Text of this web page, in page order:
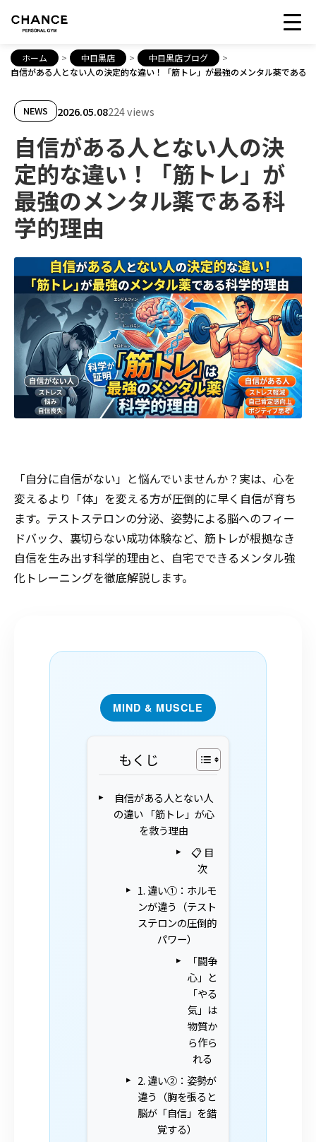
ホーム > 中目黒店 > 中目黒店ブログ
>
自信がある人とない人の決定的な違い！「筋トレ」が最強のメンタル薬である
NEWS 2026.05.08224 views
自信がある人とない人の決
定的な違い！「筋トレ」が
最強のメンタル薬である科
学的理由
「自分に自信がない」と悩んでいませんか？実は、心を
変えるより「体」を変える方が圧倒的に早く自信が育ち
ます。テストステロンの分泌、姿勢による脳へのフィー
ドバック、裏切らない成功体験など、筋トレが根拠なき
自信を生み出す科学的理由と、自宅でできるメンタル強
化トレーニングを徹底解説します。
MIND & MUSCLE
もくじ
自信がある人とない人
の違い 「筋トレ」が心
を救う理由
📋 目
次
1. 違い①：ホルモ
ンが違う（テスト
ステロンの圧倒的
パワー）
「闘争
心」と
「やる
気」は
物質か
ら作ら
れる
2. 違い②：姿勢が
違う（胸を張ると
脳が「自信」を錯
覚する）